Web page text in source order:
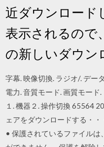
近ダウンロード
表示されるので
の新しいダウン
字幕. 映像切換. ラジオ/. デー
電力. 音質モード. 画質モード
１. 機器２. 操作切換 65564
ェアをダウンロードする・
• 保護されているファイルは